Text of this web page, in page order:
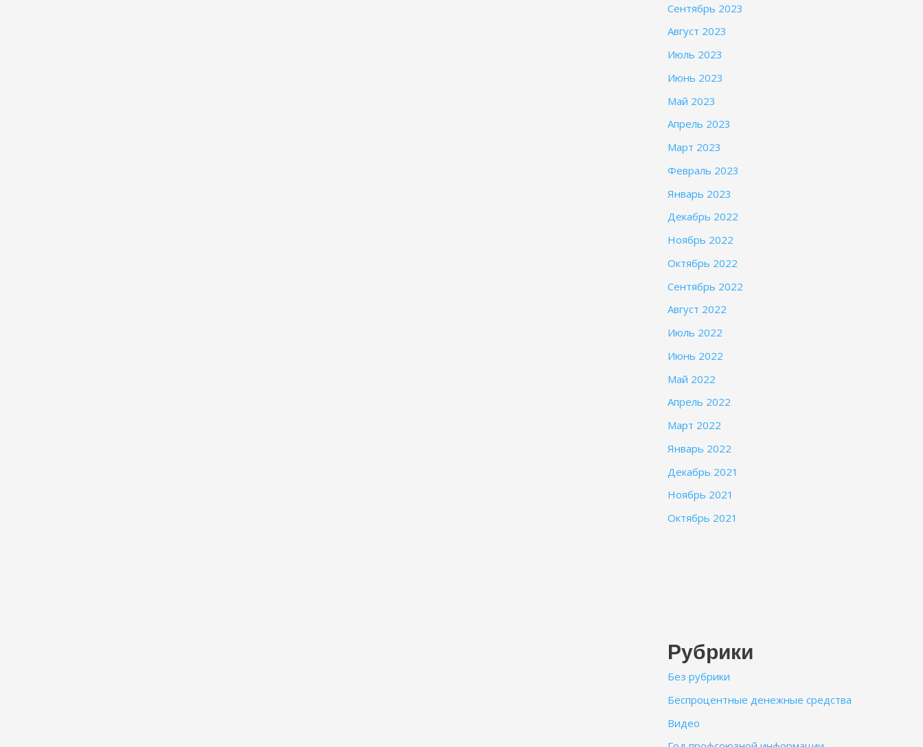
Сентябрь 2023
Август 2023
Июль 2023
Июнь 2023
Май 2023
Апрель 2023
Март 2023
Февраль 2023
Январь 2023
Декабрь 2022
Ноябрь 2022
Октябрь 2022
Сентябрь 2022
Август 2022
Июль 2022
Июнь 2022
Май 2022
Апрель 2022
Март 2022
Январь 2022
Декабрь 2021
Ноябрь 2021
Октябрь 2021
Рубрики
Без рубрики
Беспроцентные денежные средства
Видео